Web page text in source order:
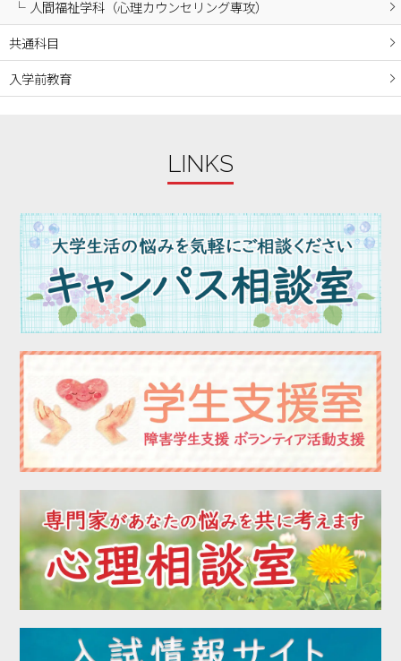
2023年11月
2023年10月
2023年09月
2023年08月
2023年03月
2023年02月
2023年01月
2022年12月
2022年09月
2022年08月
2022年05月
2022年04月
2022年03月
2022年02月
2021年12月
人間福祉学科（心理カウンセリング専攻）
共通科目
入学前教育
LINKS